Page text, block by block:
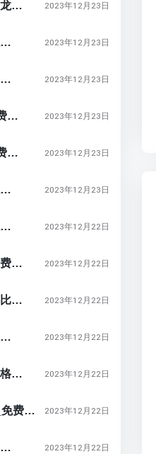
知识付费平台源码系统一条龙搭建【知识付费平台源码系统一条龙搭建知识付费系统系统怎么制作，知识付费系统搭建使用教程】 2023年12月23日
知识付费系统费用情况【知识付费系统费用情况知识付费系统系统怎么制作，知识付费系统搭建使用教程】 2023年12月23日
入驻知识付费系统【入驻知识付费系统知识付费系统系统怎么制作，知识付费系统搭建使用教程】 2023年12月23日
知识付费app系统软件开发【知识付费app系统软件开发知识付费系统系统怎么制作，知识付费系统搭建使用教程】 2023年12月23日
现成知识付费系统app源码【现成知识付费系统app源码知识付费系统系统怎么制作，知识付费系统搭建使用教程】 2023年12月23日
山东付费知识系统源码【山东付费知识系统源码知识付费系统系统怎么制作，知识付费系统搭建使用教程】 2023年12月23日
知识付费系统怎么收费【知识付费系统怎么收费知识付费系统系统怎么制作，知识付费系统搭建使用教程】 2023年12月22日
武汉知识付费系统解决方案【武汉知识付费系统解决方案知识付费系统系统怎么制作，知识付费系统搭建使用教程】 2023年12月22日
目前知识付费系统哪家做得比较好【目前知识付费系统哪家做得比较好知识付费系统系统怎么制作，知识付费系统搭建使用教程】 2023年12月22日
舟山知识付费网课系统【舟山知识付费网课系统知识付费系统系统怎么制作，知识付费系统搭建使用教程】 2023年12月22日
知识付费平台系统服务方案价格【知识付费平台系统服务方案价格知识付费系统系统怎么制作，知识付费系统搭建使用教程】 2023年12月22日
知识付费软件排名_免费下载正版下载入口【知识付费软件排名_免费下载正版下载入口知识付费系统系统怎么制作，知识付费系统搭建使用教程】 2023年12月22日
知识付费系统贴牌【知识付费系统贴牌知识付费系统系统怎么制作，知识付费系统搭建使用教程】 2023年12月22日